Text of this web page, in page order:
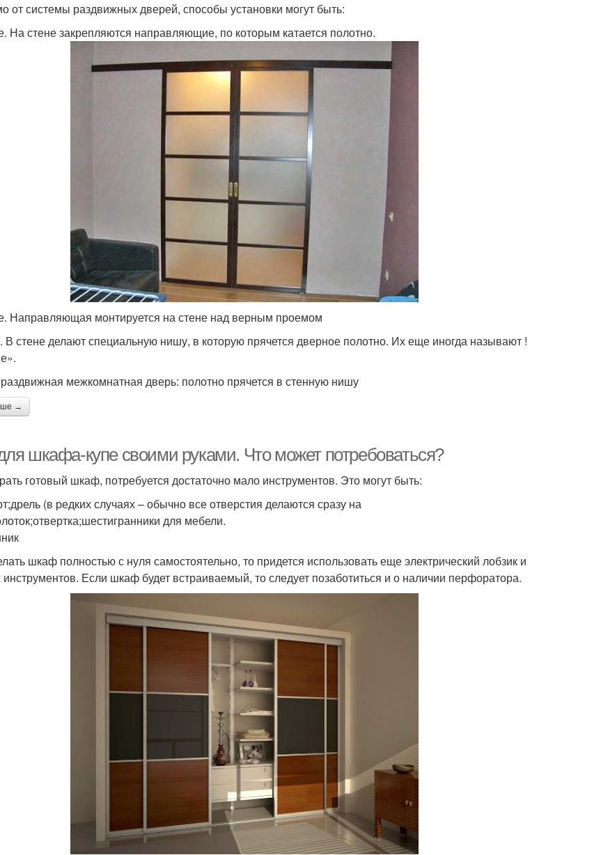
от системы раздвижных дверей, способы установки могут быть:
На стене закрепляются направляющие, по которым катается полотно.
Направляющая монтируется на стене над верным проемом
В стене делают специальную нишу, в которую прячется дверное полотно. Их еще иногда называют !
межкомнатная дверь: полотно прячется в стенную нишу
→
шкафа-купе своими руками. Что может потребоваться?
готовый шкаф, потребуется достаточно мало инструментов. Это могут быть:
(в редких случаях – обычно все отверстия делаются сразу на
для мебели.
шкаф полностью с нуля самостоятельно, то придется использовать еще электрический лобзик и
инструментов. Если шкаф будет встраиваемый, то следует позаботиться и о наличии перфоратора.